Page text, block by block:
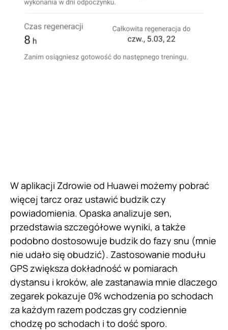
W aplikacji Zdrowie od Huawei możemy pobrać
więcej tarcz oraz ustawić budzik czy
powiadomienia. Opaska analizuje sen,
przedstawia szczegółowe wyniki, a także
podobno dostosowuje budzik do fazy snu (mnie
nie udało się obudzić). Zastosowanie modułu
GPS zwiększa dokładność w pomiarach
dystansu i kroków, ale zastanawia mnie dlaczego
zegarek pokazuje 0% wchodzenia po schodach
za każdym razem podczas gry codziennie
chodzę po schodach i to dość sporo.